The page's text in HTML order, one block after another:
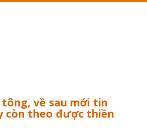
về sau mới tin
còn theo được thiền